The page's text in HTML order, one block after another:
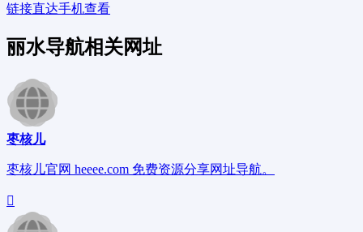
链接直达手机查看
丽水导航相关网址
枣核儿
枣核儿官网 heeee.com 免费资源分享网址导航。